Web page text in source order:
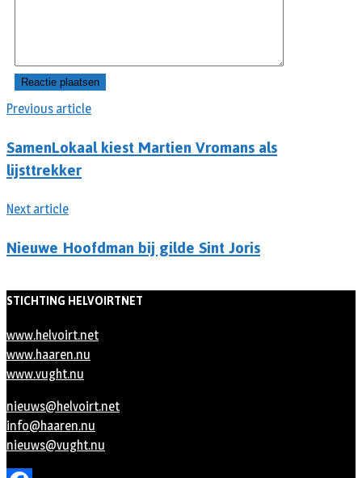
Previous article
SamenLokaal kiest Martien Vromans als
lijsttrekker
Next article
Nieuwe Hoofdman bij gilde Sint Joris
STICHTING HELVOIRTNET
www.helvoirt.net
www.haaren.nu
www.vught.nu
nieuws@helvoirt.net
info@haaren.nu
nieuws@vught.nu